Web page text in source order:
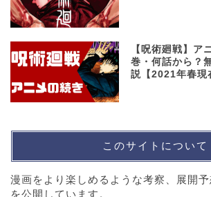
【呪術廻戦】ア
巻・何話から？
説【2021年春現
このサイトについて
漫画をより楽しめるような考察、展開
を公開しています。